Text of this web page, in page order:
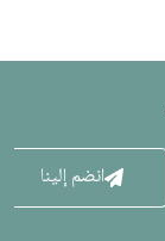
انضم إلينا